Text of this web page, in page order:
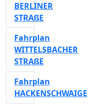
BERLINER
STRAßE
Fahrplan
WITTELSBACHER
STRAßE
Fahrplan
HACKENSCHWAIGE